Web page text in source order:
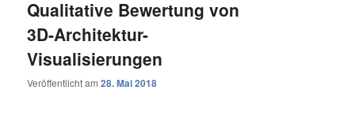
Qualitative Bewertung von
3D-Architektur-
Visualisierungen
Veröffentlicht am28. Mai 2018